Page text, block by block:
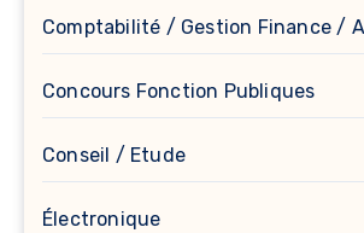
Comptabilité / Gestion Finance /
Concours Fonction Publiques
Conseil / Etude
Électronique